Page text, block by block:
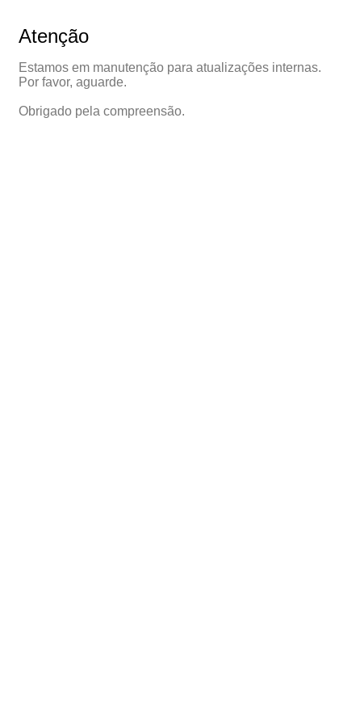
Atenção
Estamos em manutenção para atualizações internas.
Por favor, aguarde.
Obrigado pela compreensão.